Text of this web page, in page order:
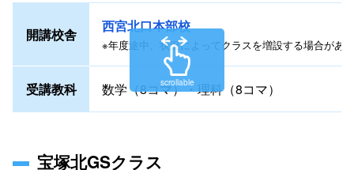
開講校舎 西宮北口本部校
※年度途中、状況によってクラスを増設する場合があ
受講教科 数学（8コマ）・理科（8コマ）
scrollable
宝塚北GSクラス